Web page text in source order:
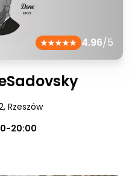
4.96/5
, Rzeszów
20:00